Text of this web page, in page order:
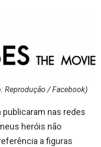
Reprodução / Facebook)
nas redes
heróis não
a figuras